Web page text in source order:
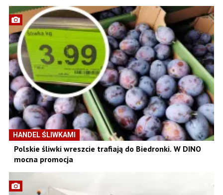
HANDEL ŚLIWKAMI
Polskie śliwki wreszcie trafiają do Biedronki. W DINO
mocna promocja